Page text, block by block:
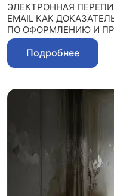
ЭЛЕКТРОННАЯ
EMAIL КАК
ПО ОФОРМЛЕНИЮ И
Подробнее